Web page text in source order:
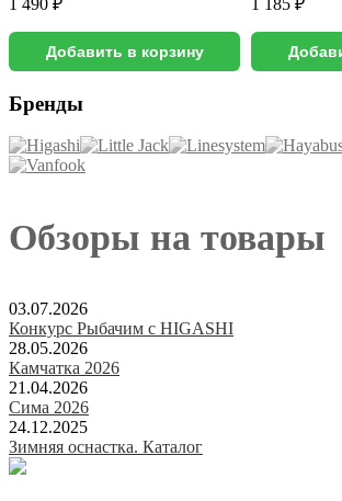
1 490 ₽
Добавить в корзину
1 185 ₽
Бренды
Обзоры на товары
03.07.2026
Конкурс Рыбачим с HIGASHI
28.05.2026
Камчатка 2026
21.04.2026
Сима 2026
24.12.2025
Зимняя оснастка. Каталог